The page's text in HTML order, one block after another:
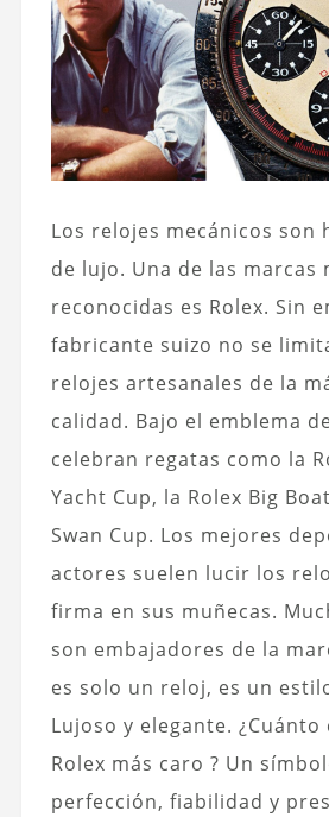
Los relojes mecánicos son
de lujo. Una de las marcas
reconocidas es Rolex. Sin
fabricante suizo no se
relojes artesanales de la
calidad. Bajo el emblema
celebran regatas como la
Yacht Cup, la Rolex Big
Swan Cup. Los mejores
actores suelen lucir los
firma en sus muñecas.
son embajadores de la
es solo un reloj, es un
Lujoso y elegante.
Rolex más caro ? Un
perfección, fiabilidad y